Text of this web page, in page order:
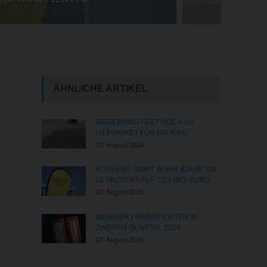
ÄHNLICHE ARTIKEL
REGIERUNG FEILT NOCH AN
HILFSPAKET FÜR BAUERN
07. August 2026
POST-EBIT SINKT IM HALBJAHR UM
22 PROZENT AUF 73,3 MIO. EURO
07. August 2026
WENIGER FIRMENPLEITEN IM
ZWEITEN QUARTAL 2026
07. August 2026